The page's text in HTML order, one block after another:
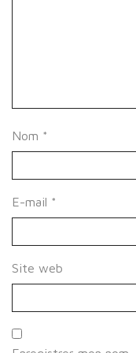
Nom *
E-mail *
Site web